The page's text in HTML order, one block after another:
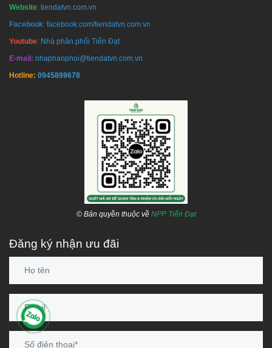
Website: tiendatvn.com.vn
Facebook: facebook.com/tiendatvn.com.vn
Youtube: Nhà phân phối Tiến Đạt
E-mail: nhaphanphoi@tiendatvn.com.vn
Hotline: 0945899678
© Bản quyền thuộc về NPP Tiến Đạt
Đăng ký nhận ưu đãi